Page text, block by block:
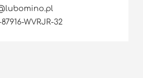
WVRJR-32